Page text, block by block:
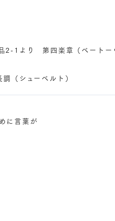
より 第四楽章（ベートー
シューベルト）
言葉が